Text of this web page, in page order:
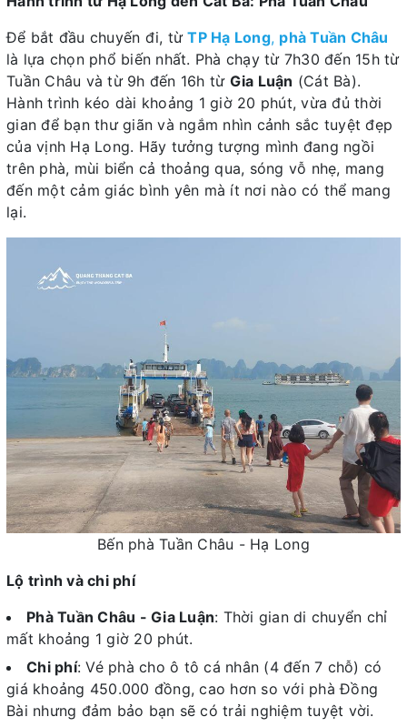
Để bắt đầu chuyến đi, từ TP Hạ Long, phà Tuần Châu
là lựa chọn phổ biến nhất. Phà chạy từ 7h30 đến 15h từ
Tuần Châu và từ 9h đến 16h từ Gia Luận (Cát Bà).
Hành trình kéo dài khoảng 1 giờ 20 phút, vừa đủ thời
gian để bạn thư giãn và ngắm nhìn cảnh sắc tuyệt đẹp
của vịnh Hạ Long. Hãy tưởng tượng mình đang ngồi
trên phà, mùi biển cả thoảng qua, sóng vỗ nhẹ, mang
đến một cảm giác bình yên mà ít nơi nào có thể mang
lại.
Bến phà Tuần Châu - Hạ Long
Lộ trình và chi phí
Phà Tuần Châu - Gia Luận: Thời gian di chuyển chỉ
mất khoảng 1 giờ 20 phút.
Chi phí: Vé phà cho ô tô cá nhân (4 đến 7 chỗ) có
giá khoảng 450.000 đồng, cao hơn so với phà Đồng
Bài nhưng đảm bảo bạn sẽ có trải nghiệm tuyệt vời.